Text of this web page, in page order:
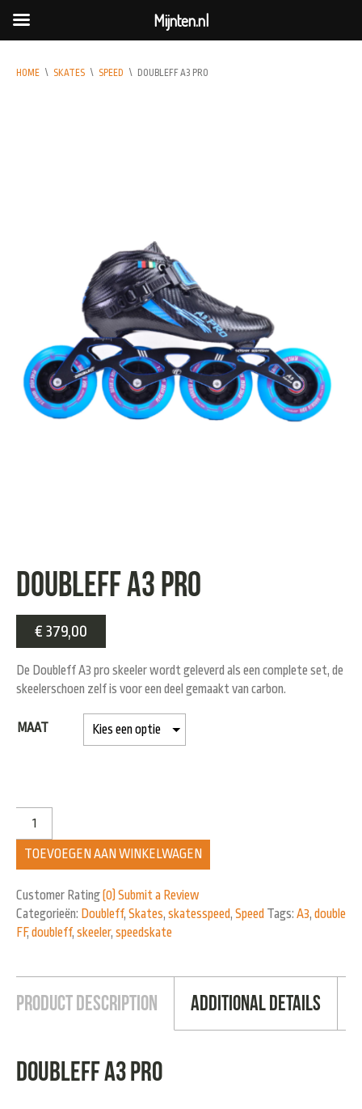
HOME \ SKATES \ SPEED \ DOUBLEFF A3 PRO
Doubleff A3 Pro
€ 379,00
De Doubleff A3 pro skeeler wordt geleverd als een complete set, de
skeelerschoen zelf is voor een deel gemaakt van carbon.
MAAT
TOEVOEGEN AAN WINKELWAGEN
Customer Rating(0) Submit a Review
Categorieën: Doubleff, Skates, skatesspeed, Speed Tags: A3, double
FF,doubleff, skeeler, speedskate
Product Description Additional Details
Doubleff A3 Pro
Mijnten.nl